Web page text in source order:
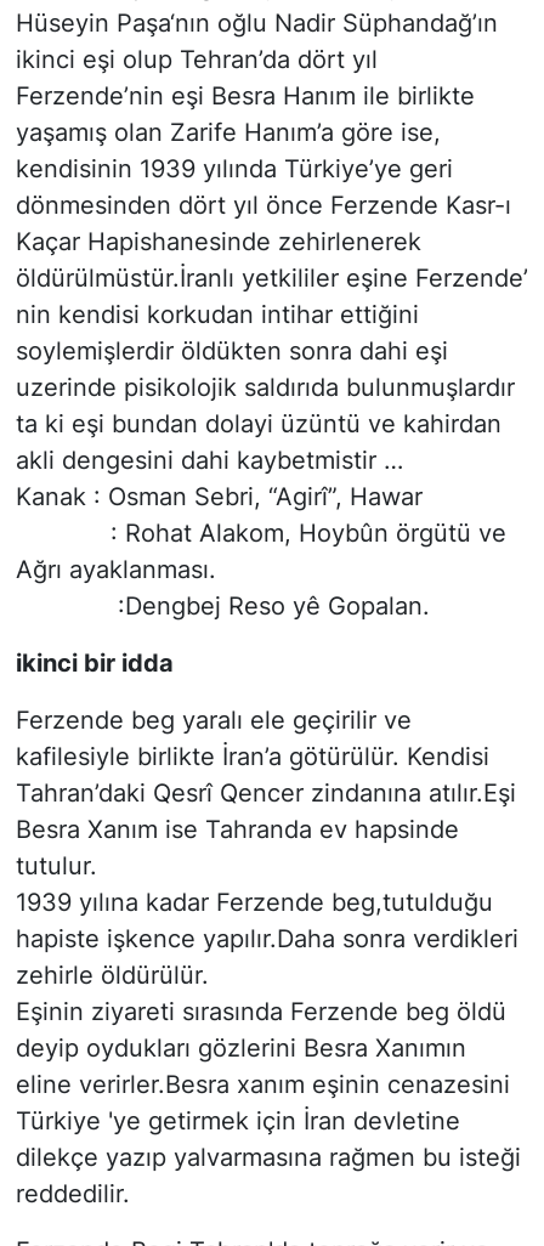
Hüseyin Paşa‘nın oğlu Nadir Süphandağ’ın
ikinci eşi olup Tehran’da dört yıl
Ferzende’nin eşi Besra Hanım ile birlikte
yaşamış olan Zarife Hanım’a göre ise,
kendisinin 1939 yılında Türkiye’ye geri
dönmesinden dört yıl önce Ferzende Kasr-ı
Kaçar Hapishanesinde zehirlenerek
öldürülmüstür.İranlı yetkililer eşine Ferzende’
nin kendisi korkudan intihar ettiğini
soylemişlerdir öldükten sonra dahi eşi
uzerinde pisikolojik saldırıda bulunmuşlardır
ta ki eşi bundan dolayi üzüntü ve kahirdan
akli dengesini dahi kaybetmistir …
Kanak : Osman Sebri, “Agirî”, Hawar
: Rohat Alakom, Hoybûn örgütü ve
Ağrı ayaklanması.
:Dengbej Reso yê Gopalan.
ikinci bir idda
Ferzende beg yaralı ele geçirilir ve
kafilesiyle birlikte İran’a götürülür. Kendisi
Tahran’daki Qesrî Qencer zindanına atılır.Eşi
Besra Xanım ise Tahranda ev hapsinde
tutulur.
1939 yılına kadar Ferzende beg,tutulduğu
hapiste işkence yapılır.Daha sonra verdikleri
zehirle öldürülür.
Eşinin ziyareti sırasında Ferzende beg öldü
deyip oydukları gözlerini Besra Xanımın
eline verirler.Besra xanım eşinin cenazesini
Türkiye 'ye getirmek için İran devletine
dilekçe yazıp yalvarmasına rağmen bu isteği
reddedilir.